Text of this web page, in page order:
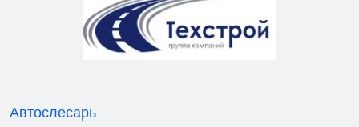
Автослесарь